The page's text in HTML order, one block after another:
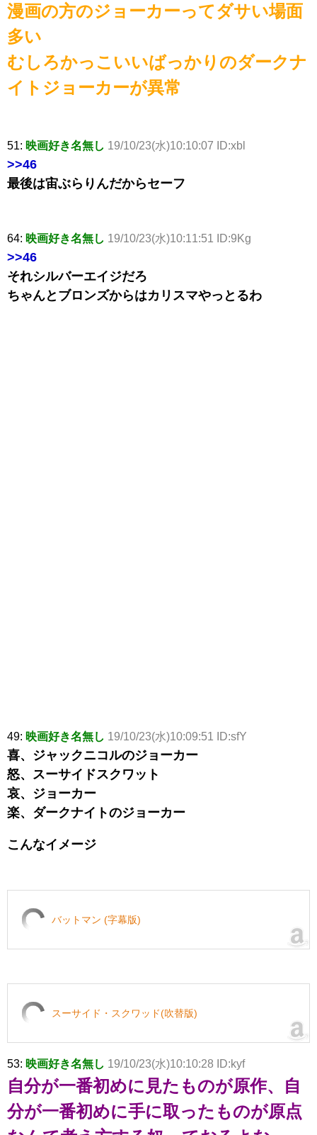
漫画の方のジョーカーってダサい場面
多い
むしろかっこいいばっかりのダークナ
イトジョーカーが異常
51: 映画好き名無し 19/10/23(水)10:10:07 ID:xbl
>>46
最後は宙ぶらりんだからセーフ
64: 映画好き名無し 19/10/23(水)10:11:51 ID:9Kg
>>46
それシルバーエイジだろ
ちゃんとブロンズからはカリスマやっとるわ
49: 映画好き名無し 19/10/23(水)10:09:51 ID:sfY
喜、ジャックニコルのジョーカー
怒、スーサイドスクワット
哀、ジョーカー
楽、ダークナイトのジョーカー
こんなイメージ
バットマン (字幕版)
スーサイド・スクワッド(吹替版)
53: 映画好き名無し 19/10/23(水)10:10:28 ID:kyf
自分が一番初めに見たものが原作、自
分が一番初めに手に取ったものが原点